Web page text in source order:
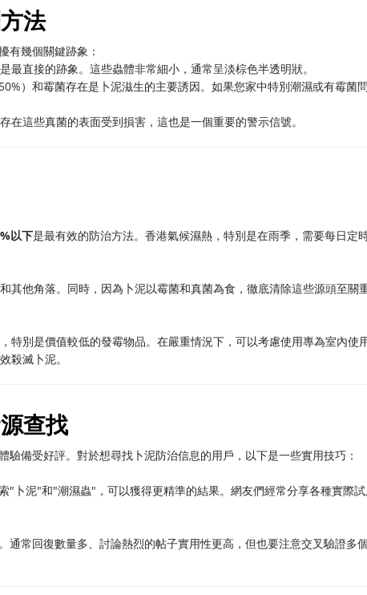
法
有幾個關鍵跡象：
最直接的跡象。這些蟲體非常細小，通常呈淡棕色半透明狀。
）和霉菌存在是卜泥滋生的主要誘因。如果您家中特別潮濕或有霉菌問
在這些真菌的表面受到損害，這也是一個重要的警示信號。
以下是最有效的防治方法。香港氣候濕熱，特別是在雨季，需要每日定
其他角落。同時，因為卜泥以霉菌和真菌為食，徹底清除這些源頭至關
特別是價值較低的發霉物品。在嚴重情況下，可以考慮使用專為室內使
殺滅卜泥。
查找
備受好評。對於想尋找卜泥防治信息的用戶，以下是一些實用技巧：
"卜泥"和"潮濕蟲"，可以獲得更精準的結果。網友們經常分享各種實際
通常回復數量多、討論熱烈的帖子實用性更高，但也要注意交叉驗證多